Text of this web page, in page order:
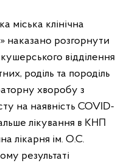
клінічна
наказано розгорнути
відділення
роділь та породіль
хворобу з
на наявність COVID-
лікування в КНП
лікарня ім. О.С.
результаті